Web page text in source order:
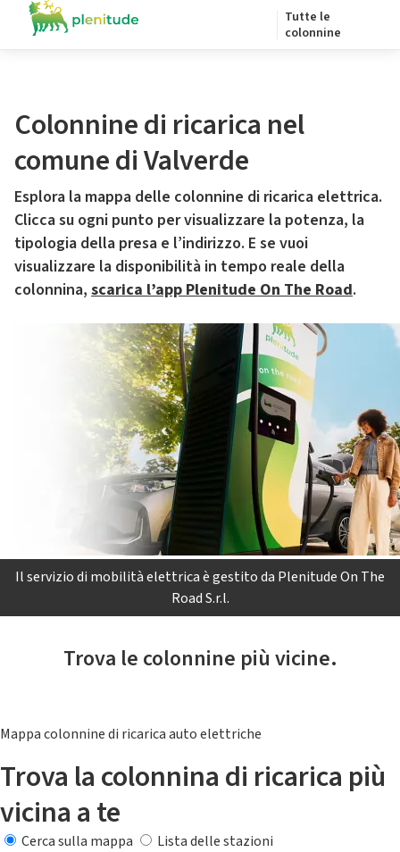
Tutte le
colonnine
Colonnine di ricarica nel
comune di Valverde
Esplora la mappa delle colonnine di ricarica elettrica.
Clicca su ogni punto per visualizzare la potenza, la
tipologia della presa e l’indirizzo. E se vuoi
visualizzare la disponibilità in tempo reale della
colonnina, scarica l’app Plenitude On The Road.
Il servizio di mobilità elettrica è gestito da Plenitude On The
Road S.r.l.
Trova le colonnine più vicine.
Mappa colonnine di ricarica auto elettriche
Trova la colonnina di ricarica più
vicina a te
Cerca sulla mappa
Lista delle stazioni